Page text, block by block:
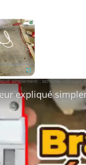
×
Fullscreen
Now Playing